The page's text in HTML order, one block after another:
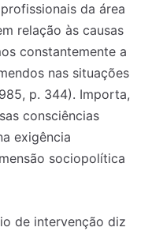
da área
relação às causas
constantemente a
nas situações
p. 344). Importa,
consciências
exigência
sociopolítica
de intervenção diz